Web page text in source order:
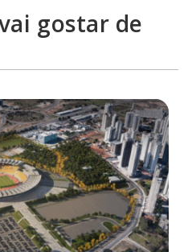
gostar de